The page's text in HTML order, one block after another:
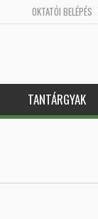
OKTATÓI BELÉPÉS
TANTÁRGYAK